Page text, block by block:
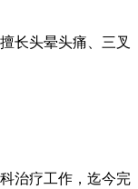
长头晕头痛、三叉
治疗工作，迄今完